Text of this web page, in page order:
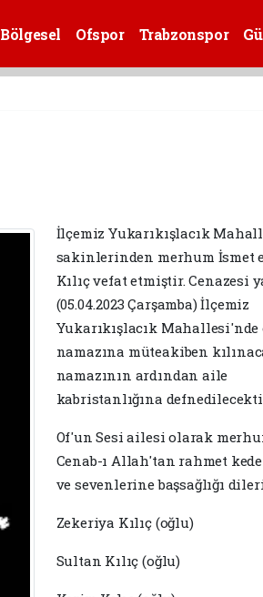
Bölgesel Ofspor Trabzonspor
İlçemiz Yukarıkışlacık
sakinlerinden merhum İsmet
Kılıç vefat etmiştir. Cenazesi
(05.04.2023 Çarşamba) İlçemiz
Yukarıkışlacık Mahallesi'nde
namazına müteakiben
namazının ardından aile
kabristanlığına
Of'un Sesi ailesi olarak
Cenab-ı Allah'tan rahmet
ve sevenlerine başsağlığı
Zekeriya Kılıç (oğlu)
Sultan Kılıç (oğlu)